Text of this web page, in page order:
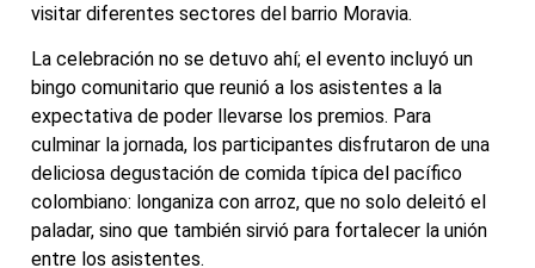
visitar diferentes sectores del barrio Moravia.
La celebración no se detuvo ahí; el evento incluyó un
bingo comunitario que reunió a los asistentes a la
expectativa de poder llevarse los premios. Para
culminar la jornada, los participantes disfrutaron de una
deliciosa degustación de comida típica del pacífico
colombiano: longaniza con arroz, que no solo deleitó el
paladar, sino que también sirvió para fortalecer la unión
entre los asistentes.